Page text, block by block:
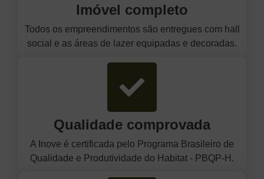
Imóvel completo
Todos os empreendimentos são entregues com hall
social e as áreas de lazer equipadas e decoradas.
Qualidade comprovada
A Inove é certificada pelo Programa Brasileiro de
Qualidade e Produtividade do Habitat - PBQP-H.